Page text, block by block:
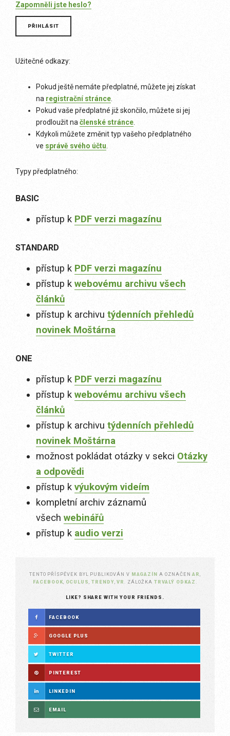
Zapomněli jste heslo?
Užitečné odkazy:
Pokud ještě nemáte předplatné, můžete jej získat
na registrační stránce
Pokud vaše předplatné již skončilo, můžete si jej
prodloužit na členské stránce
Kdykoli můžete změnit typ vašeho předplatného
ve správě svého účtu
Typy předplatného:
BASIC
přístup k PDF verzi magazínu
STANDARD
přístup k PDF verzi magazínu
přístup k webovému archivu všech
článků
přístup k archivu týdenních přehledů
novinek Moštárna
ONE
přístup k PDF verzi magazínu
přístup k webovému archivu všech
článků
přístup k archivu týdenních přehledů
novinek Moštárna
možnost pokládat otázky v sekci Otázky
a odpovědi
přístup k výukovým videím
kompletní archiv záznamů
všech webinářů
přístup k audio verzi
TENTO PŘÍSPĚVEK BYL PUBLIKOVÁN V MAGAZÍN A OZNAČENAR
FACEBOOK
OCULUS TRENDY ,VR . ZÁLOŽKA TRVALÝ ODKAZ
LIKE? SHARE WITH YOUR FRIENDS.
FACEBOOK
GOOGLE PLUS
TWITTER
PINTEREST
LINKEDIN
EMAIL